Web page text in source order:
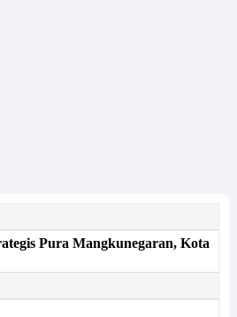
Pura Mangkunegaran, Kota